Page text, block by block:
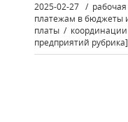
2025-02-27
платежам в
платы
предприятий рубрика]